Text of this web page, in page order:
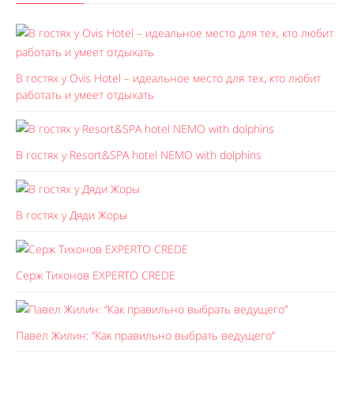
В гостях у Ovis Hotel – идеальное место для тех, кто любит
работать и умеет отдыхать
В гостях у Resort&SPA hotel NEMO with dolphins
В гостях у Дяди Жоры
Серж Тихонов EXPERTO CREDE
Павел Жилин: “Как правильно выбрать ведущего”